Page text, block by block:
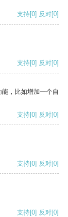
支持[0] 反对[0]
支持[0] 反对[0]
，比如增加一个自
支持[0] 反对[0]
支持[0] 反对[0]
支持[0] 反对[0]